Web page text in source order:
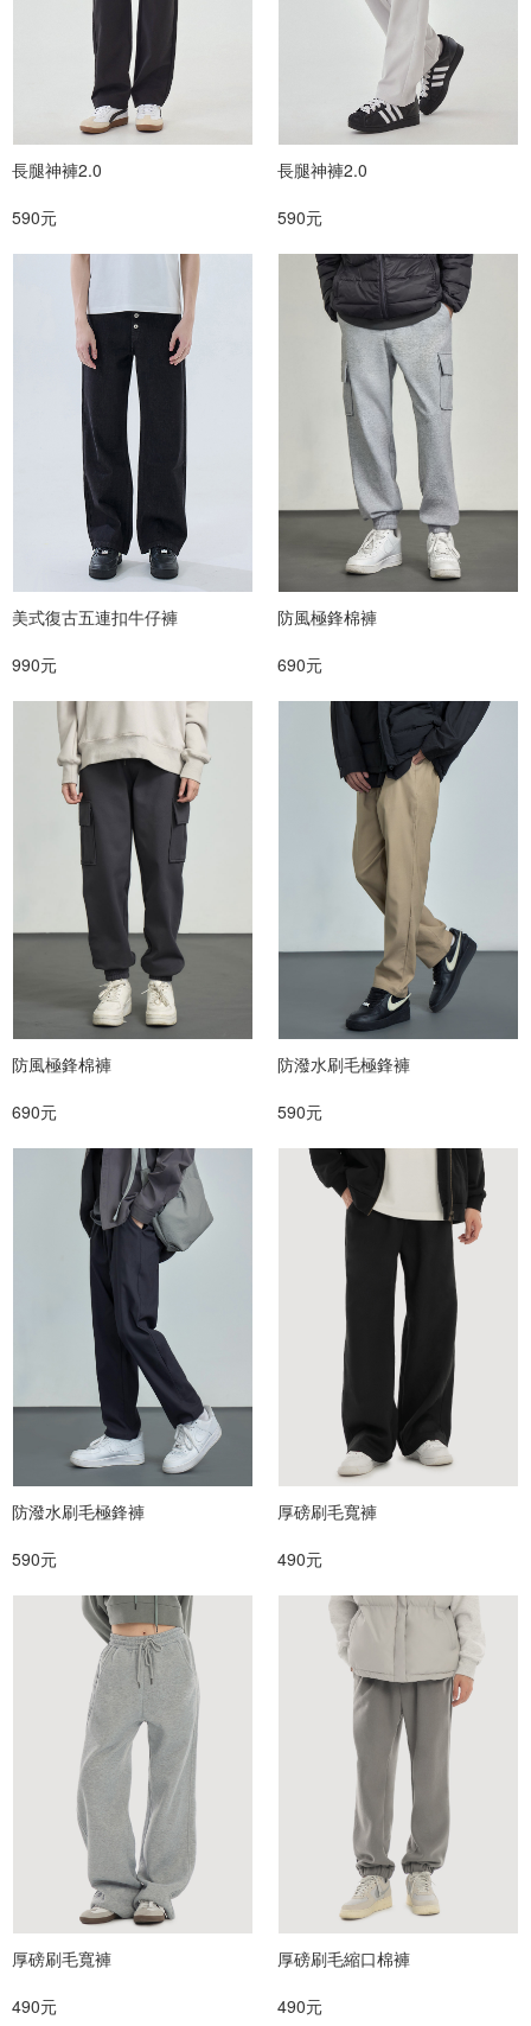
長腿神褲2.0
590元
長腿神褲2.0
590元
美式復古五連扣牛仔褲
990元
防風極鋒棉褲
690元
防風極鋒棉褲
690元
防潑水刷毛極鋒褲
590元
防潑水刷毛極鋒褲
590元
厚磅刷毛寬褲
490元
厚磅刷毛寬褲
490元
厚磅刷毛縮口棉褲
490元